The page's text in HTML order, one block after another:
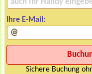
Ihre E-Mail:
Sichere Buchung